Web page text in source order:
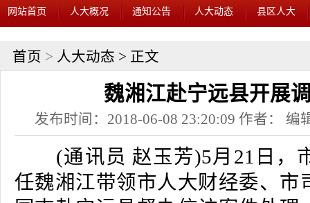
网站首页 人大概况 通知公告 人大动态 县区人大
首页 > 人大动态 > 正文
魏湘江赴宁远县开展
发布时间：2018-06-08 23:20:09 作者： 编
(通讯员 赵玉芳)5月21日，
任魏湘江带领市人大财经委、市